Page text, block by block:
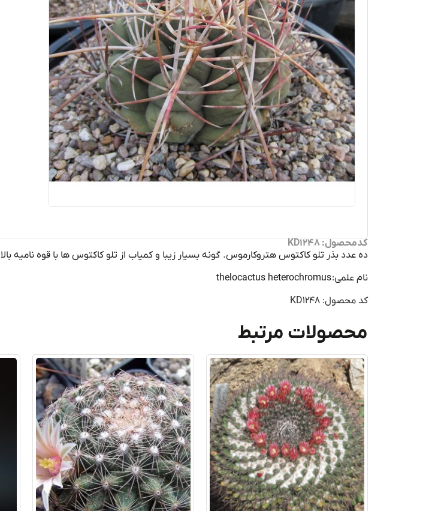
کدمحصول: KD1248
ده عدد بذر تلو کاکتوس هتروکارموس. گونه بسیار زیبا و کمیاب از تلو کاکتوس ها با قوه نامیه بالا
نام علمی: thelocactus heterochromus
کد محصول: KD1248
محصولات مرتبط